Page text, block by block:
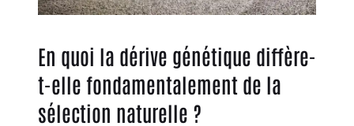
En quoi la dérive génétique diffère-
t-elle fondamentalement de la
sélection naturelle ?